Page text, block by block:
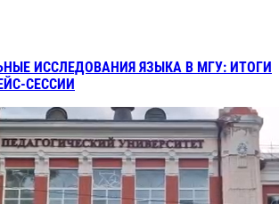
ИССЛЕДОВАНИЯ ЯЗЫКА В МГУ: ИТОГИ
СЕССИИ